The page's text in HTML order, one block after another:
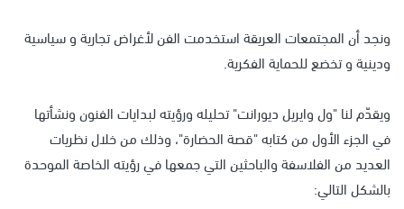
ونجد أن المجتمعات العريقة استخدمت الفن لأغراض تجارية و سياسية
ودينية و تخضع للحماية الفكرية.
ويقدّم لنا "ول وايريل ديورانت" تحليله ورؤيته لبدايات الفنون ونشأتها
في الجزء الأول من كتابه "قصة الحضارة"، وذلك من خلال نظريات
العديد من الفلاسفة والباحثين التي جمعها في رؤيته الخاصة الموحدة
بالشكل التالي: